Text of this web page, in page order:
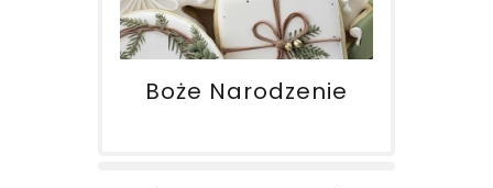
Boże Narodzenie